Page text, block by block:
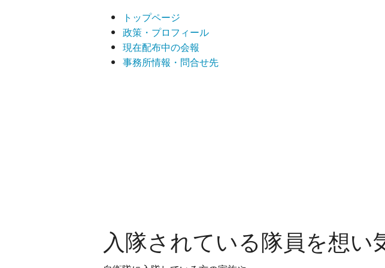
トップページ
政策・プロフィール
現在配布中の会報
事務所情報・問合せ先
入隊されている隊員を想い